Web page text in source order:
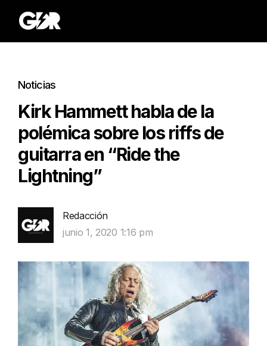
Noticias
Kirk Hammett habla de la
polémica sobre los riffs de
guitarra en “Ride the
Lightning”
Redacción
junio 1, 2020 1:16 pm